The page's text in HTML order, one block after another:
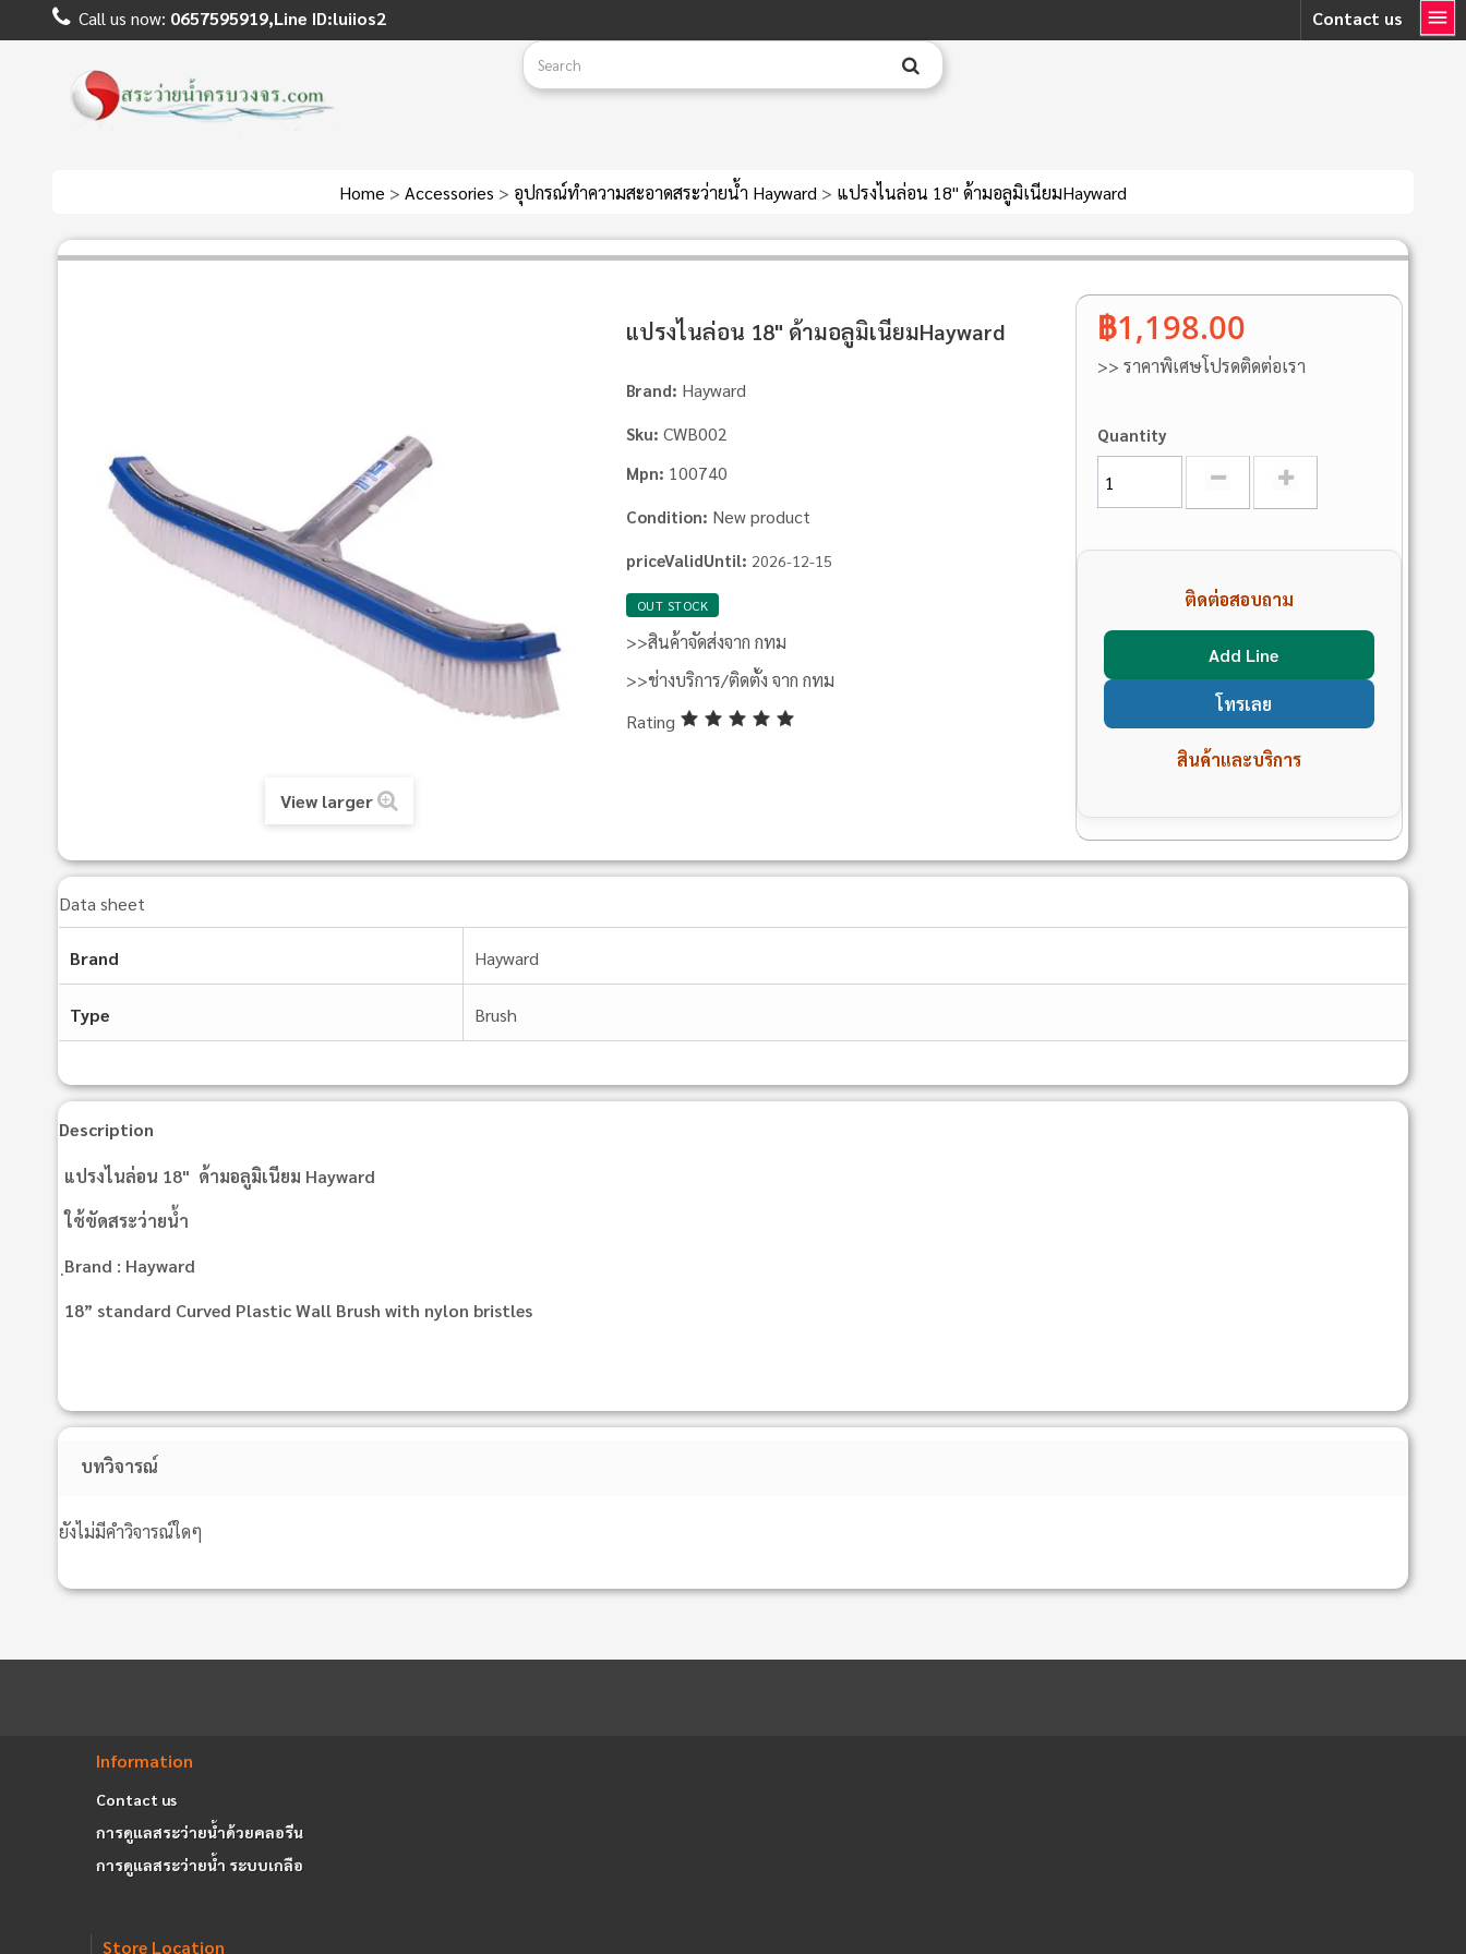
Contact us
Call us now: 0657595919,Line ID:luiios2
Home > Accessories > อุปกรณ์ทำความสะอาดสระว่ายน้ำ Hayward > แปรงไนล่อน 18" ด้ามอลูมิเนียมHayward
View larger
แปรงไนล่อน 18" ด้ามอลูมิเนียมHayward
Brand: Hayward
Sku: CWB002
Mpn: 100740
Condition: New product
priceValidUntil: 2026-12-15
OUT STOCK
>>สินค้าจัดส่งจาก กทม
>>ช่างบริการ/ติดตั้ง จาก กทม
Rating
฿1,198.00
>> ราคาพิเศษโปรดติดต่อเรา
Quantity
ติดต่อสอบถาม
Add Line
โทรเลย
สินค้าและบริการ
Data sheet
Brand Hayward
Type Brush
Description
แปรงไนล่อน 18" ด้ามอลูมิเนียม Hayward
ใช้ขัดสระว่ายน้ำ
ฺBrand : Hayward
18” standard Curved Plastic Wall Brush with nylon bristles
บทวิจารณ์
ยังไม่มีคำวิจารณ์ใดๆ
Information
Contact us
การดูแลสระว่ายน้ำด้วยคลอรีน
การดูแลสระว่ายน้ำ ระบบเกลือ
Store Location